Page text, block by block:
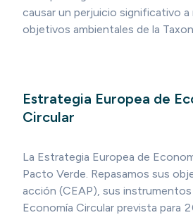
causar un perjuicio significativo a
objetivos ambientales de la
Estrategia Europea de
Circular
La Estrategia Europea de
Pacto Verde. Repasamos sus
acción (CEAP), sus
Economía Circular prevista para